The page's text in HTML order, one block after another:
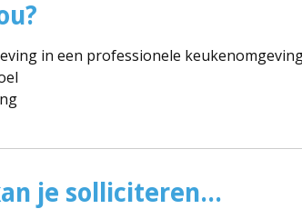
in een professionele
je solliciteren...